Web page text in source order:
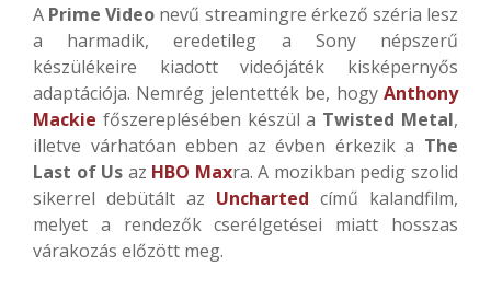
A Prime Video nevű streamingre érkező széria lesz
a harmadik, eredetileg a Sony népszerű
készülékeire kiadott videójáték kisképernyős
adaptációja. Nemrég jelentették be, hogy Anthony
Mackie főszereplésében készül a Twisted Metal,
illetve várhatóan ebben az évben érkezik a The
Last of Us az HBO Maxra. A mozikban pedig szolid
sikerrel debütált az Uncharted című kalandfilm,
melyet a rendezők cserélgetései miatt hosszas
várakozás előzött meg.